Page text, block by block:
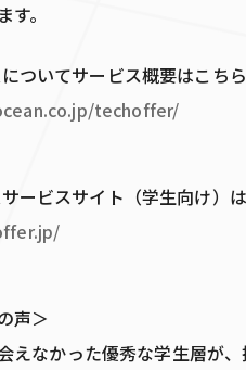
。
ついてサービス概要はこちら
techoffer/
ービスサイト（学生向け）
声＞
えなかった優秀な学生層が